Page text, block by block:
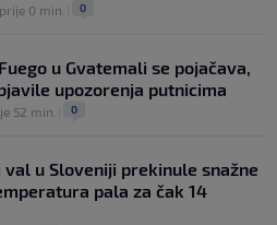
prije 0 min. 0
u Gvatemali se pojačava,
upozorenja putnicima
52 min. 0
val u Sloveniji prekinule snažne
pala za čak 14